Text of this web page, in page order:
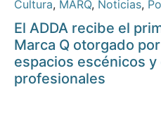
Cultura, MARQ, Noticias,
El ADDA recibe el
Marca Q otorgado
espacios escénicos y
profesionales